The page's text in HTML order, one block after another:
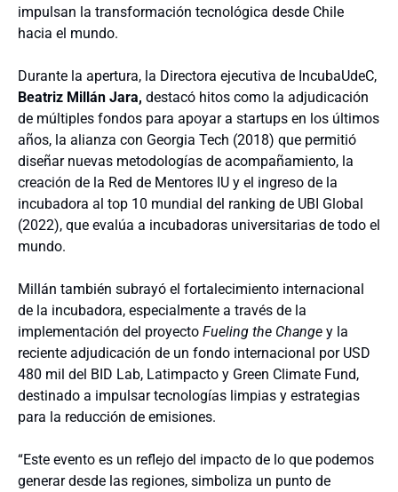
impulsan la transformación tecnológica desde Chile
hacia el mundo.
Durante la apertura, la Directora ejecutiva de IncubaUdeC,
Beatriz Millán Jara, destacó hitos como la adjudicación
de múltiples fondos para apoyar a startups en los últimos
años, la alianza con Georgia Tech (2018) que permitió
diseñar nuevas metodologías de acompañamiento, la
creación de la Red de Mentores IU y el ingreso de la
incubadora al top 10 mundial del ranking de UBI Global
(2022), que evalúa a incubadoras universitarias de todo el
mundo.
Millán también subrayó el fortalecimiento internacional
de la incubadora, especialmente a través de la
implementación del proyecto Fueling the Change y la
reciente adjudicación de un fondo internacional por USD
480 mil del BID Lab, Latimpacto y Green Climate Fund,
destinado a impulsar tecnologías limpias y estrategias
para la reducción de emisiones.
“Este evento es un reflejo del impacto de lo que podemos
generar desde las regiones, simboliza un punto de